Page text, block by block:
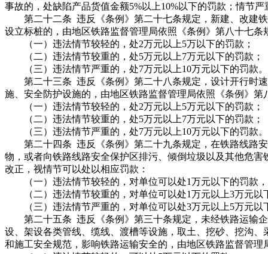
事故的，处缺陷产品货值金额5%以上10%以下的罚款；情节
第二十二条 违反《条例》第二十七条规定，新建、改建铁
设立标桩的，由地区铁路监督管理局依照《条例》第八十七
（一）违法情节较轻的，处2万元以上5万以下的罚款；
（二）违法情节较重的，处5万元以上7万元以下的罚款；
（三）违法情节严重的，处7万元以上10万元以下的罚款。
第二十三条 违反《条例》第二十八条规定，设计开行时速
施、安全防护设施的，由地区铁路监督管理局依照《条例》
（一）违法情节较轻的，处2万元以上5万元以下的罚款；
（二）违法情节较重的，处5万元以上7万元以下的罚款；
（三）违法情节严重的，处7万元以上10万元以下的罚款。
第二十四条 违反《条例》第二十九条规定，在铁路线路安
物，或者向铁路线路安全保护区排污、倾倒垃圾以及其他危
改正，视情节可以处以相应罚款：
（一）违法情节较轻的，对单位可以处1万元以下的罚款，
（二）违法情节较重的，对单位可以处1万元以上3万元以
（三）违法情节严重的，对单位可以处3万元以上5万元以
第二十五条 违反《条例》第三十条规定，未经铁路运输企
设、架设各类管线、缆线、渡槽等设施，取土、挖砂、挖沟
和施工安全规范，影响铁路运输安全的，由地区铁路监督管